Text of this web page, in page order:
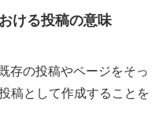
ける投稿の意味
存の投稿やページをそっ
稿として作成することを